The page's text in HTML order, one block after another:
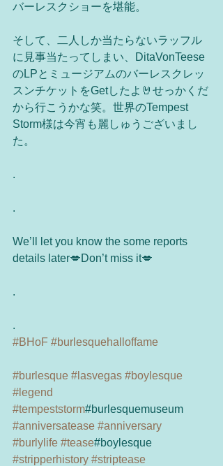
バーレスクショーを堪能。
そして、二人しか当たらないラッフル
に見事当たってしまい、DitaVonTeese
のLPとミュージアムのバーレスクレッ
スンチケットをGetしたよ🤘せっかくだ
から行こうかな笑。世界のTempest
Storm様は今宵も麗しゅうございまし
た。
.
.
We’ll let you know the some reports
details later💋Don’t miss it💋
.
.
#BHoF #burlesquehalloffame
#burlesque #lasvegas #boylesque
#legend
#tempeststorm#burlesquemuseum
#anniversatease #anniversary
#burlylife #tease#boylesque
#stripperhistory #striptease